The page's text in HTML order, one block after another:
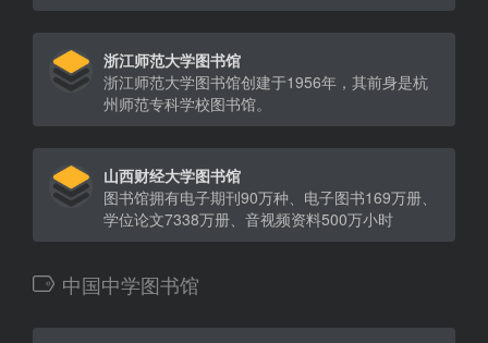
浙江师范大学图书馆
浙江师范大学图书馆创建于1956年，其前身是杭
州师范专科学校图书馆。
山西财经大学图书馆
图书馆拥有电子期刊90万种、电子图书169万册、
学位论文7338万册、音视频资料500万小时
中国中学图书馆